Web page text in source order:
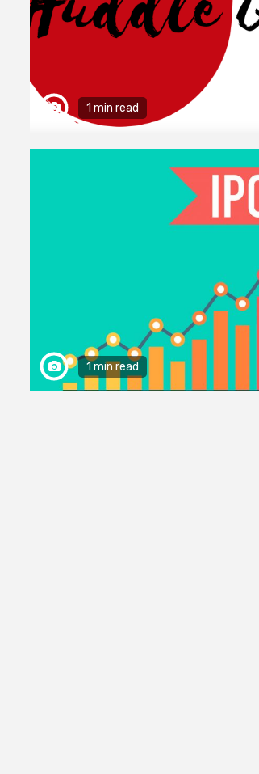
1 min read
1 min read